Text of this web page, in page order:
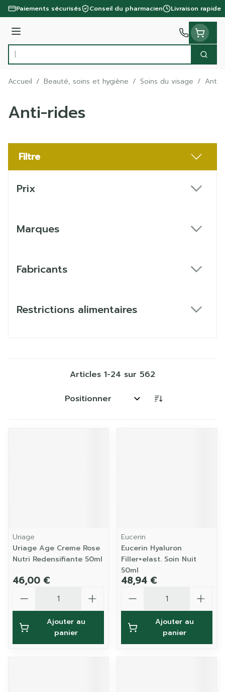
Aller au contenu
Paiements sécurisés Conseil du pharmacien Livraison rapide
Menu
Rechercher
Accueil / Beauté, soins et hygiène / Soins du visage / Anti-
Anti-rides
Filtre
Prix
Marques
Fabricants
Restrictions alimentaires
Articles 1-24 sur 562
Trier par:
Uriage
Uriage Age Creme Rose
Nutri Redensifiante 50ml
46,00 €
Ajouter au
panier
Eucerin
Eucerin Hyaluron
Filler+elast. Soin Nuit
50ml
48,94 €
Ajouter au
panier